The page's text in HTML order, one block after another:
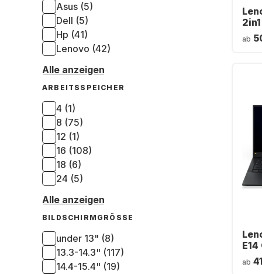
Asus (5)
Dell (5)
Hp (41)
Lenovo (42)
Alle anzeigen
ARBEITSSPEICHER
4 (1)
8 (75)
12 (1)
16 (108)
18 (6)
24 (5)
Alle anzeigen
BILDSCHIRMGRÖSSE
under 13" (8)
13.3-14.3" (117)
14.4-15.4" (19)
215
ab
ab